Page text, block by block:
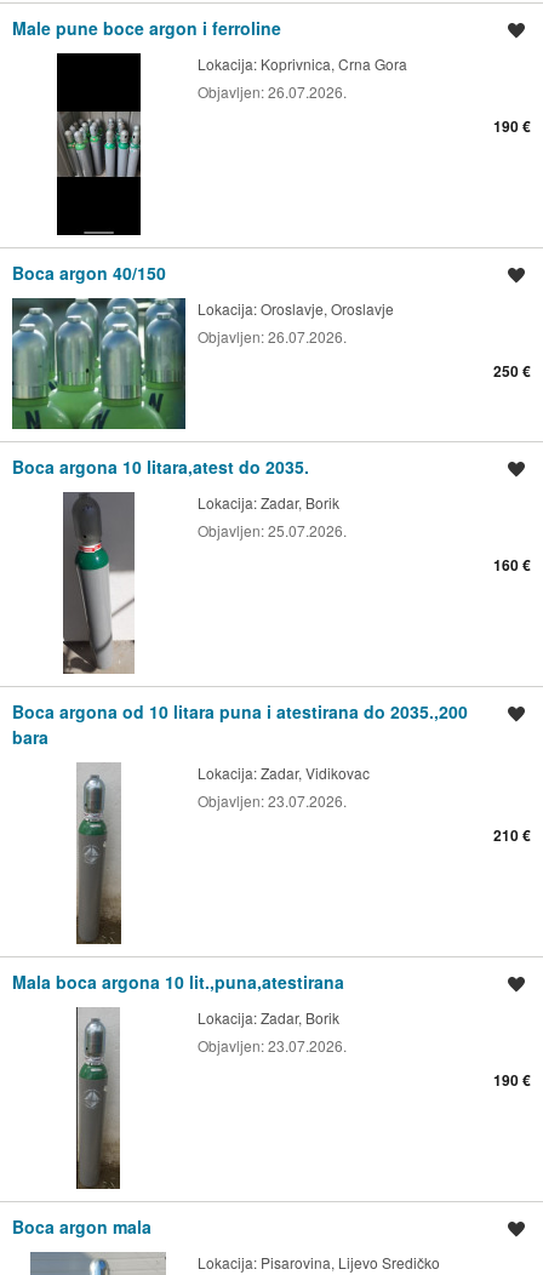
Male pune boce argon i ferroline
Lokacija: Koprivnica, Crna Gora
Objavljen:26.07.2026.
190 €
Boca argon 40/150
Lokacija:Oroslavje, Oroslavje
Objavljen:26.07.2026.
250 €
Boca argona 10 litara,atest do 2035.
Lokacija:Zadar, Borik
Objavljen:25.07.2026.
160 €
Boca argona od 10 litara puna i atestirana do 2035.,200
bara
Lokacija:Zadar, Vidikovac
Objavljen:23.07.2026.
210 €
Mala boca argona 10 lit.,puna,atestirana
Lokacija:Zadar, Borik
Objavljen:23.07.2026.
190 €
Boca argon mala
Lokacija: Pisarovina, Lijevo Sredičko